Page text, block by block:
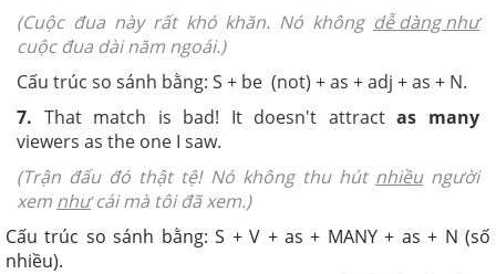
(Cuộc đua này rất khó khăn. Nó không dễ dàng như
cuộc đua dài năm ngoái.)
Cấu trúc so sánh bằng: S + be (not) + as + adj + as + N.
7. That match is bad! It doesn't attractas many
viewers as the one I saw.
(Trận đấu đó thật tệ! Nó không thu hút nhiềungười
xem nhưcái mà tôi đã xem.)
Cấu trúc so sánh bằng: S + V + as + MANY + as + N (số
nhiều).